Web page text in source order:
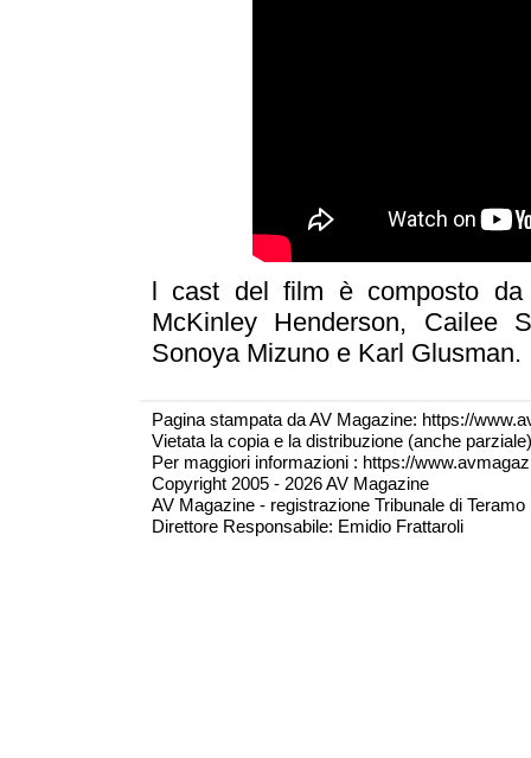
l cast del film è composto da
McKinley Henderson, Cailee
Sonoya Mizuno e Karl Glusman.
Pagina stampata da AV Magazine: https://
Vietata la copia e la distribuzione (anche
Per maggiori informazioni : https://
Copyright 2005 - 2026 AV Magazine
AV Magazine - registrazione Tribunale di
Direttore Responsabile: Emidio Frattaroli